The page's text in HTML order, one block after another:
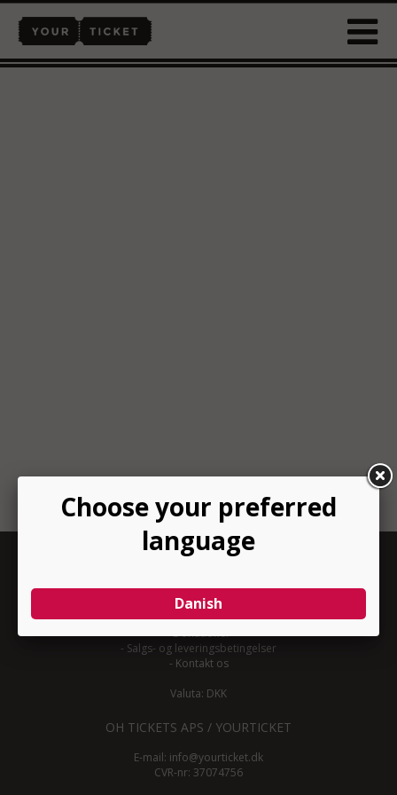
INFORMATION
-Om YourTicket
Bliv arrangør
-Arrangør login
-Donationer
- Salgs- og leveringsbetingelser
- Kontakt os
Valuta: DKK
OH TICKETS APS / YOURTICKET
E-mail: info@yourticket.dk
CVR-nr: 37074756